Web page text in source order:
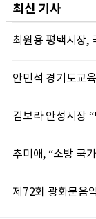
최신 기사